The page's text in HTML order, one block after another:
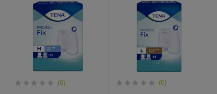
(0) (0)